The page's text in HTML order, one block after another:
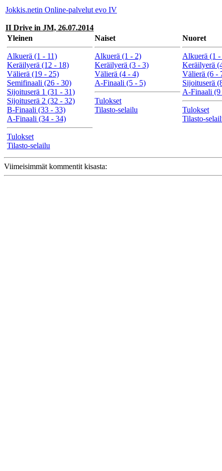
Jokkis.netin Online-palvelut evo IV
II Drive in JM, 26.07.2014
Yleinen
Alkuerä (1 - 11)
Keräilyerä (12 - 18)
Välierä (19 - 25)
Semifinaali (26 - 30)
Sijoituserä 1 (31 - 31)
Sijoituserä 2 (32 - 32)
B-Finaali (33 - 33)
A-Finaali (34 - 34)
Tulokset
Tilasto-selailu
Naiset
Alkuerä (1 - 2)
Keräilyerä (3 - 3)
Välierä (4 - 4)
A-Finaali (5 - 5)
Tulokset
Tilasto-selailu
Nuoret
Alkuerä (1 -
Keräilyerä
Välierä (6 -
Sijoituserä
A-Finaali (9
Tulokset
Tilasto-
Viimeisimmät kommentit kisasta: